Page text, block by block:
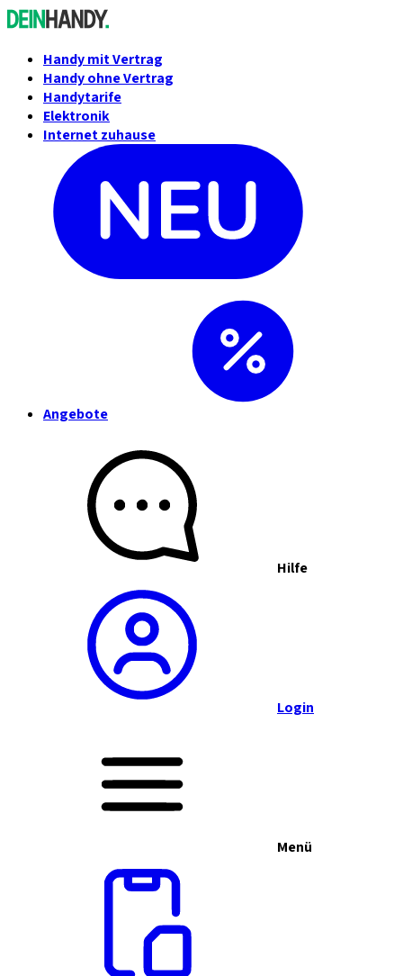
Handy mit Vertrag
Handy ohne Vertrag
Handytarife
Elektronik
Internet zuhause
Angebote
Hilfe
Login
Menü